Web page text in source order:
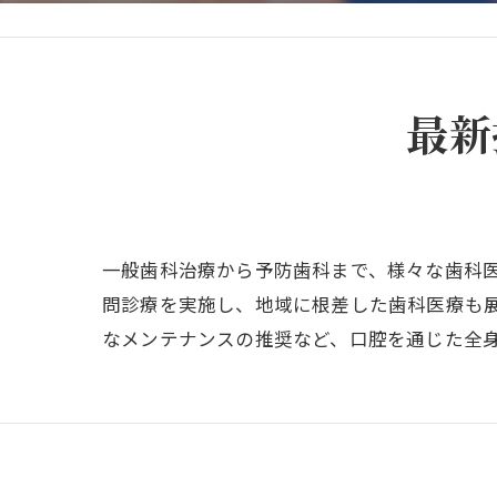
最
一般歯科治療から予防歯科まで、様々な歯科
問診療を実施し、地域に根差した歯科医療
なメンテナンスの推奨など、口腔を通じた全